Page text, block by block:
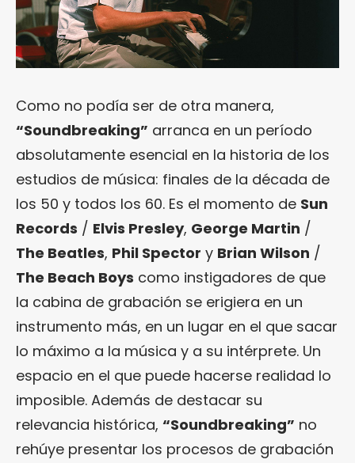
Como no podía ser de otra manera,
“Soundbreaking” arranca en un período
absolutamente esencial en la historia de los
estudios de música: finales de la década de
los 50 y todos los 60. Es el momento de Sun
Records / Elvis Presley, George Martin /
The Beatles, Phil Spector y Brian Wilson /
The Beach Boys como instigadores de que
la cabina de grabación se erigiera en un
instrumento más, en un lugar en el que sacar
lo máximo a la música y a su intérprete. Un
espacio en el que puede hacerse realidad lo
imposible. Además de destacar su
relevancia histórica, “Soundbreaking” no
rehúye presentar los procesos de grabación